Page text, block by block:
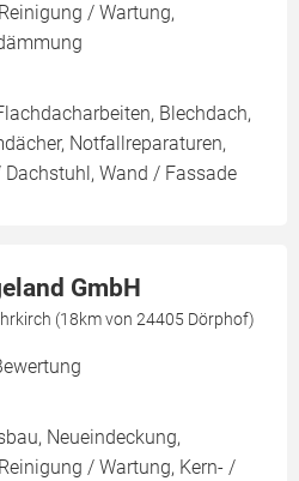
/ Wartung,
Blechdach,
Notfallreparaturen,
Wand / Fassade
GmbH
(18km von 24405 Dörphof)
Neueindeckung,
/ Wartung, Kern- /